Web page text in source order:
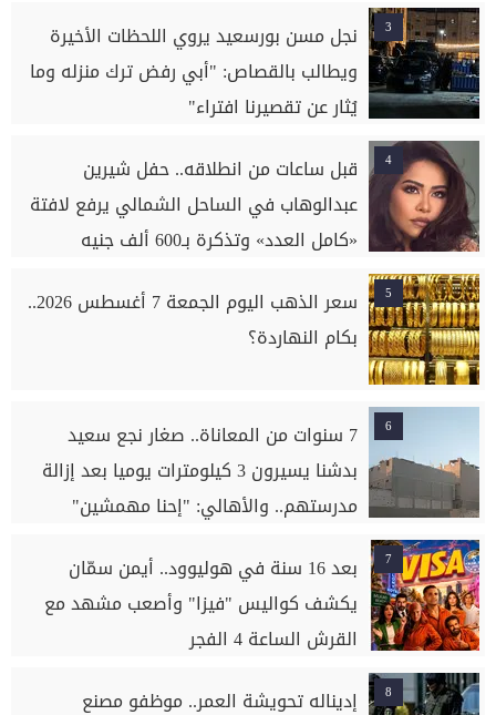
3
نجل مسن بورسعيد يروي اللحظات الأخيرة
ويطالب بالقصاص: "أبي رفض ترك منزله وما
يُثار عن تقصيرنا افتراء"
4
قبل ساعات من انطلاقه.. حفل شيرين
عبدالوهاب في الساحل الشمالي يرفع لافتة
«كامل العدد» وتذكرة بـ600 ألف جنيه
5
سعر الذهب اليوم الجمعة 7 أغسطس 2026..
بكام النهاردة؟
6
7 سنوات من المعاناة.. صغار نجع سعيد
بدشنا يسيرون 3 كيلومترات يوميا بعد إزالة
مدرستهم.. والأهالي: "إحنا مهمشين"
7
بعد 16 سنة في هوليوود.. أيمن سمّان
يكشف كواليس "فيزا" وأصعب مشهد مع
القرش الساعة 4 الفجر
8 إديناله تحويشة العمر.. موظفو مصنع